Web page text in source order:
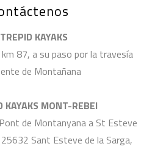
KAYAKS
87, a su paso por la travesía
de Montañana
KAYAKS MONT-REBEI
de Montanyana a St Esteve
Sant Esteve de la Sarga,